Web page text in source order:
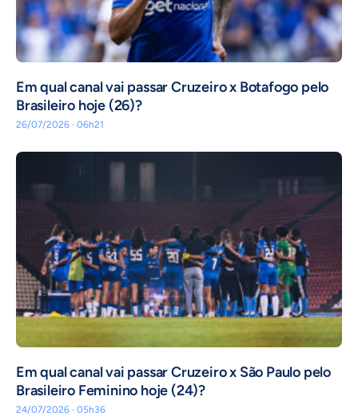
Em qual canal vai passar Cruzeiro x Botafogo pelo
Brasileiro hoje (26)?
26/07/2026 · 06h21
Em qual canal vai passar Cruzeiro x São Paulo pelo
Brasileiro Feminino hoje (24)?
24/07/2026 · 05h36